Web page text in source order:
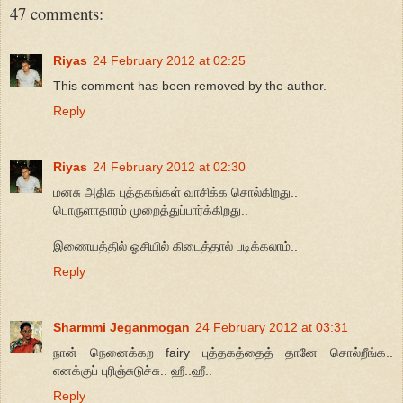
47 comments:
Riyas 24 February 2012 at 02:25
This comment has been removed by the author.
Reply
Riyas 24 February 2012 at 02:30
மனசு அதிக புத்தகங்கள் வாசிக்க சொல்கிறது..
பொருளாதாரம் முறைத்துப்பார்க்கிறது..
இணையத்தில் ஓசியில் கிடைத்தால் படிக்கலாம்..
Reply
Sharmmi Jeganmogan 24 February 2012 at 03:31
நான் நெனைக்கற fairy புத்தகத்தைத் தானே சொல்றீங்க..
எனக்குப் புரிஞ்சுடுச்சு.. ஹீ..ஹீ..
Reply